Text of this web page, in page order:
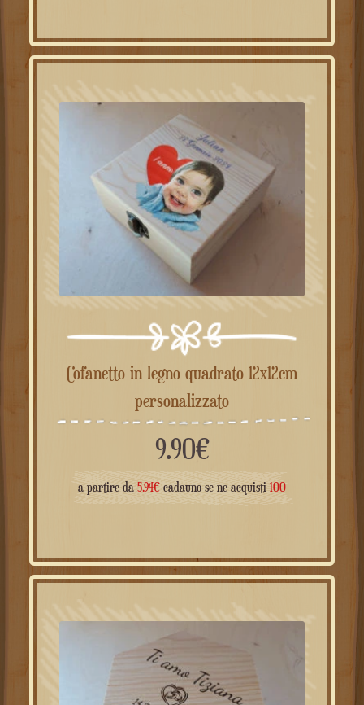
Cofanetto in legno quadrato 12x12cm
personalizzato
9.90€
a partire da 5.94€ cadauno se ne acquisti 100